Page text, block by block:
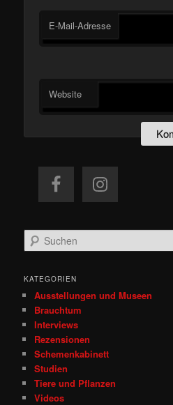
E-Mail-Adresse
Website
u
h
KATEGORIEN
Ausstellungen und Museen
Brauchtum
Interviews
Rezensionen
Schemenkabinett
Studien
Tiere und Pflanzen
Videos